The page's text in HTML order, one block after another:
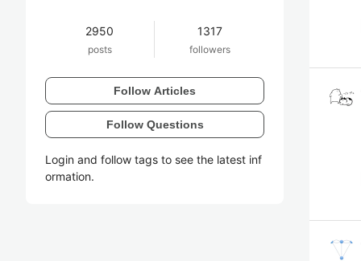
2950
posts
1317
followers
Follow Articles
Follow Questions
Login and follow tags to see the latest inf
ormation.